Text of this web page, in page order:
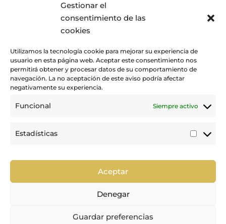
Gestionar el
consentimiento de las
cookies
Utilizamos la tecnología cookie para mejorar su experiencia de
usuario en esta página web. Aceptar este consentimiento nos
permitirá obtener y procesar datos de su comportamiento de
navegación. La no aceptación de este aviso podría afectar
negativamente su experiencia.
Funcional Siempre activo
Estadísticas
Aceptar
Denegar
Guardar preferencias
ACTUALIDAD
Promovemos y desarrollamos la práctica de la hípica en Canarias.
Trabajamos para mejorar la calidad de la formación y la